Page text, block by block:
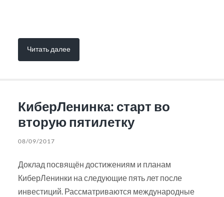
Читать далее
КиберЛенинка: старт во
вторую пятилетку
08/09/2017
Доклад посвящён достижениям и планам
КиберЛенинки на следующие пять лет после
инвестиций. Рассматриваются международные